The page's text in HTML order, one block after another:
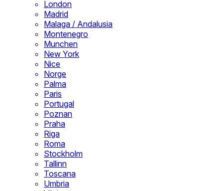
London
Madrid
Malaga / Andalusia
Montenegro
Munchen
New York
Nice
Norge
Palma
Paris
Portugal
Poznan
Praha
Riga
Roma
Stockholm
Tallinn
Toscana
Umbria